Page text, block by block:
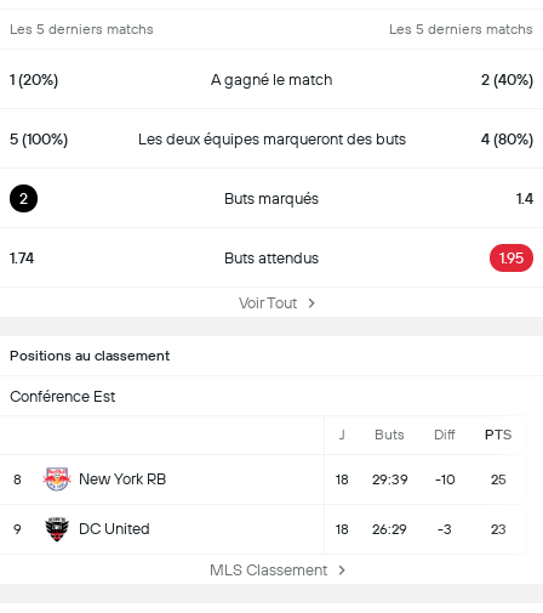
Les 5 derniers matchs Les 5 derniers matchs
1 (20%) A gagné le match 2 (40%)
5 (100%) Les deux équipes marqueront des buts 4 (80%)
2 Buts marqués 1.4
1.74 Buts attendus 1.95
Voir Tout
Positions au classement
Conférence Est
J Buts Diff PTS
8 New York RB 18 29:39 -10 25
9 DC United 18 26:29 -3 23
MLS Classement